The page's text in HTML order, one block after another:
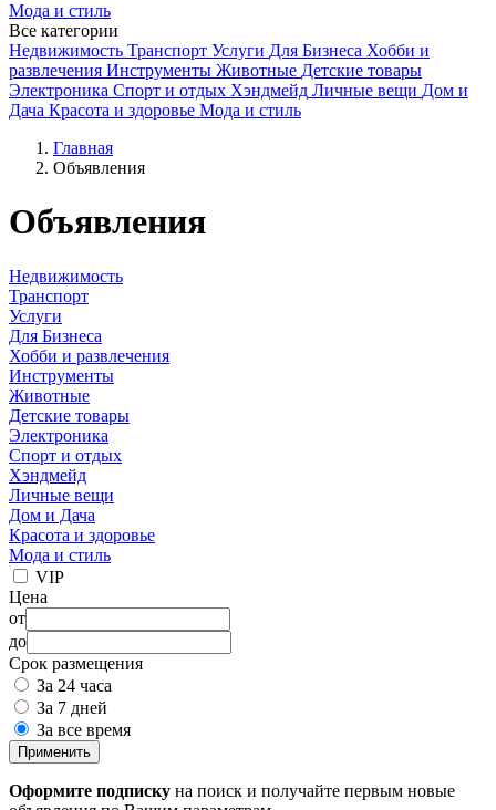
Мода и стиль
Все категории
Недвижимость Транспорт Услуги Для Бизнеса Хобби и
развлечения Инструменты Животные Детские товары
Электроника Спорт и отдых Хэндмейд Личные вещи Дом и
Дача Красота и здоровье Мода и стиль
Главная
Объявления
Объявления
Недвижимость
Транспорт
Услуги
Для Бизнеса
Хобби и развлечения
Инструменты
Животные
Детские товары
Электроника
Спорт и отдых
Хэндмейд
Личные вещи
Дом и Дача
Красота и здоровье
Мода и стиль
VIP
Цена
от
до
Срок размещения
За 24 часа
За 7 дней
За все время
Применить
Оформите подписку на поиск и получайте первым новые